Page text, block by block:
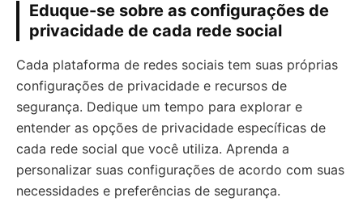
Eduque-se sobre as configurações de
privacidade de cada rede social
Cada plataforma de redes sociais tem suas próprias
configurações de privacidade e recursos de
segurança. Dedique um tempo para explorar e
entender as opções de privacidade específicas de
cada rede social que você utiliza. Aprenda a
personalizar suas configurações de acordo com suas
necessidades e preferências de segurança.